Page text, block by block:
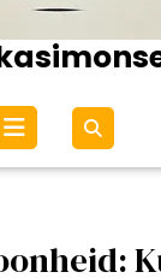
Open
menu